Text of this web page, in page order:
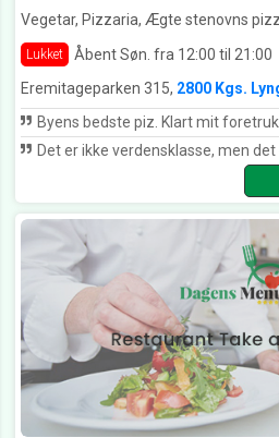
Vegetar, Pizzaria, Ægte stenovns
Lukket Åbent Søn. fra 12:00 til 21:00
Eremitageparken 315, 2800 Kgs.
Byens bedste piz. Klart mit
Det er ikke verdensklasse, men det er et godt bud og helt klart et af området